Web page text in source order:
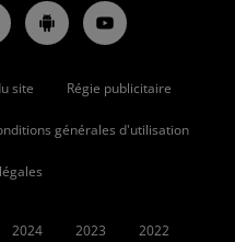
site Régie publicitaire
générales d'utilisation
2024 2023 2022